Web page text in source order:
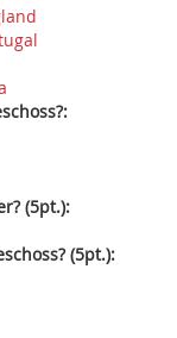
(5pt.):
(5pt.):